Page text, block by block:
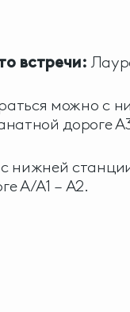
встречи:
можно с
дороге
нижней
А/А1 – А2.